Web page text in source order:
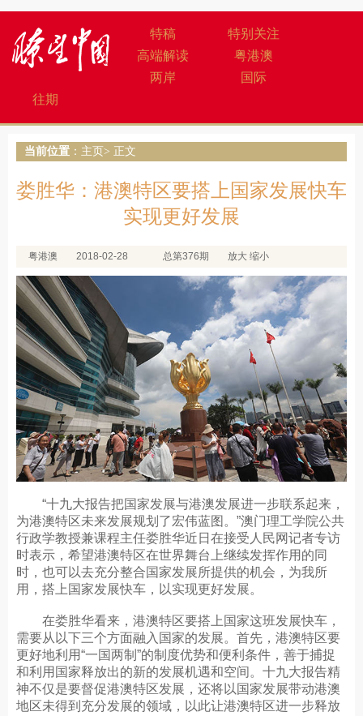
特稿
特别关注
高端解读
粤港澳
两岸
国际
往期
当前位置 ： 主页 > 正文
娄胜华：港澳特区要搭上国家发展快车
实现更好发展
粤港澳 2018-02-28 总第376期 放大 缩小
“十九大报告把国家发展与港澳发展进一步联系起来，
为港澳特区未来发展规划了宏伟蓝图。”澳门理工学院公共
行政学教授兼课程主任娄胜华近日在接受人民网记者专访
时表示，希望港澳特区在世界舞台上继续发挥作用的同
时，也可以去充分整合国家发展所提供的机会，为我所
用，搭上国家发展快车，以实现更好发展。
在娄胜华看来，港澳特区要搭上国家这班发展快车，
需要从以下三个方面融入国家的发展。首先，港澳特区要
更好地利用“一国两制”的制度优势和便利条件，善于捕捉
和利用国家释放出的新的发展机遇和空间。十九大报告精
神不仅是要督促港澳特区发展，还将以国家发展带动港澳
地区未得到充分发展的领域，以此让港澳特区进一步释放